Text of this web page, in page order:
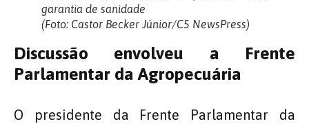
garantia de sanidade
(Foto: Castor Becker Júnior/C5 NewsPress)
Discussão envolveu a Frente
Parlamentar da Agropecuária
O presidente da Frente Parlamentar da